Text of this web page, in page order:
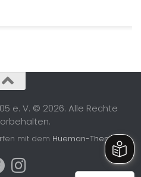
e. V. © 2026. Alle Rechte
mit dem Hueman-Theme